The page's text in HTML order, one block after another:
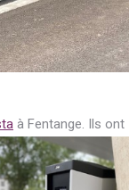
à Fentange. Ils ont